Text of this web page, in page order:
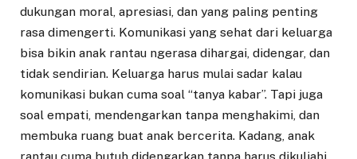
dukungan moral, apresiasi, dan yang paling penting
rasa dimengerti. Komunikasi yang sehat dari keluarga
bisa bikin anak rantau ngerasa dihargai, didengar, dan
tidak sendirian. Keluarga harus mulai sadar kalau
komunikasi bukan cuma soal “tanya kabar”. Tapi juga
soal empati, mendengarkan tanpa menghakimi, dan
membuka ruang buat anak bercerita. Kadang, anak